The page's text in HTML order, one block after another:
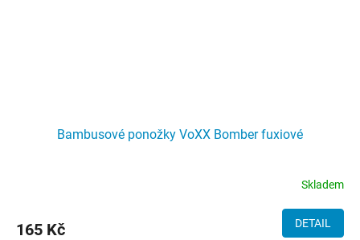
Bambusové ponožky VoXX Bomber fuxiové
Skladem
165 Kč DETAIL